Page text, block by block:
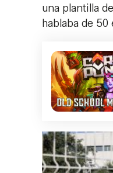
una plantilla
hablaba de